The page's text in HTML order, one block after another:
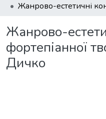
Жанрово-
фортепіанної
Дичко